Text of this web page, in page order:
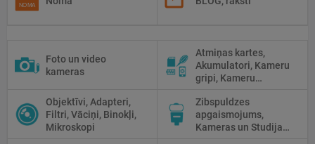
Foto un video
kameras
Atmiņas kartes,
Akumulatori, Kameru
gripi, Kameru
tīrīšanai
Objektīvi, Adapteri,
Filtri, Vāciņi, Binokļi,
Mikroskopi
Zibspuldzes
apgaismojums,
Kameras un Studijas